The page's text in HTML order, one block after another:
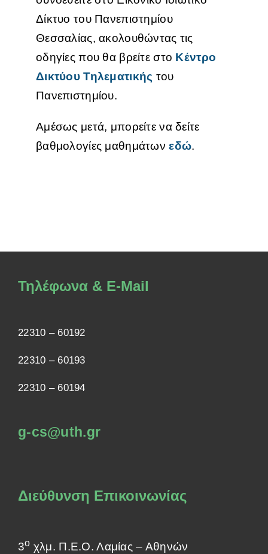
Δίκτυο του Πανεπιστημίου
Θεσσαλίας, ακολουθώντας τις
οδηγίες που θα βρείτε στο Κέντρο
Δικτύου Τηλεματικής του
Πανεπιστημίου.
Αμέσως μετά, μπορείτε να δείτε
βαθμολογίες μαθημάτωνεδώ.
Τηλέφωνα & E-Mail
22310 – 60192
22310 – 60193
22310 – 60194
g-cs@uth.gr
Διεύθυνση Επικοινωνίας
3ο χλμ. Π.Ε.Ο. Λαμίας – Αθηνών